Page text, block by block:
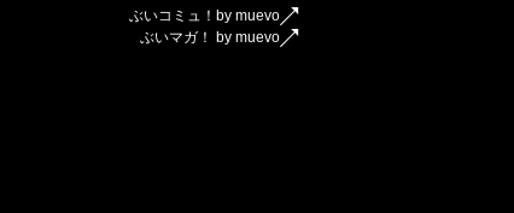
ぶいコミュ！by muevo
ぶいマガ！ by muevo